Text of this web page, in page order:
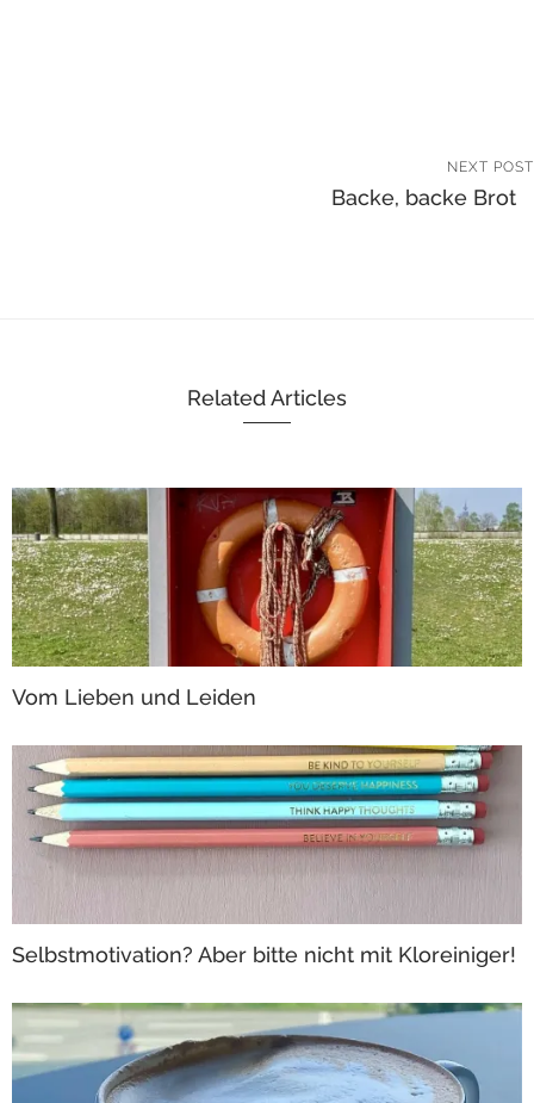
NEXT POST
Backe, backe Brot
Related Articles
Vom Lieben und Leiden
Selbstmotivation? Aber bitte nicht mit Kloreiniger!